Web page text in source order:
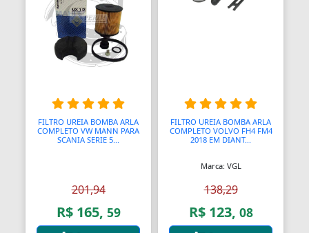
FILTRO UREIA BOMBA ARLA
COMPLETO VW MANN PARA
SCANIA SERIE 5...
201,94
R$ 165, 59
FILTRO UREIA BOMBA ARLA
COMPLETO VOLVO FH4 FM4
2018 EM DIANT...
Marca: VGL
138,29
R$ 123, 08